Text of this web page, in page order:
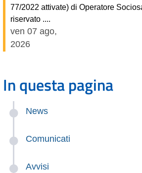
77/2022 attivate) di Operatore
riservato ....
ven 07 ago,
2026
In questa pagina
News
Comunicati
Avvisi